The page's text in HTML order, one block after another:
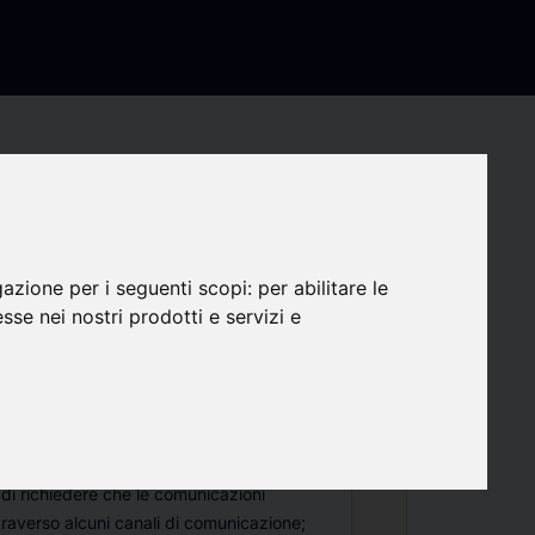
per i seguenti scopi: per abilitare le
nei nostri prodotti e servizi e
consenso prestato prima della revoca;
ad altre società del Gruppo
inviarti comunicazioni di marketing,
richiedere che le comunicazioni
alcuni canali di comunicazione;